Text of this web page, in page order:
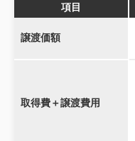
項目
譲渡価額
取得費＋譲渡費用